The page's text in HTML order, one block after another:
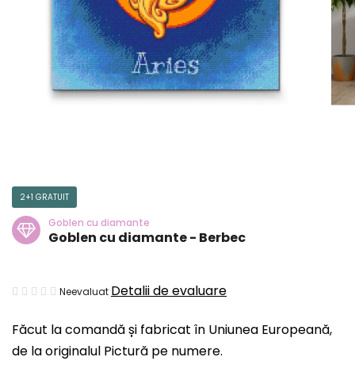
Făcut la comandă și fabricat în Uniunea Europeană,
de la originalul Pictură pe numere.
2+1 GRATUIT
Goblen cu diamante
Goblen cu diamante - Berbec
Evaluarea
a
produsului
Neevaluat Detalii de evaluare